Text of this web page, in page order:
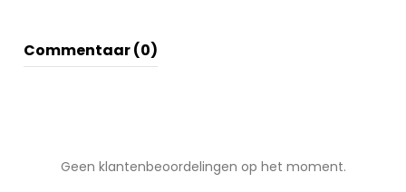
Commentaar (0)
Geen klantenbeoordelingen op het moment.